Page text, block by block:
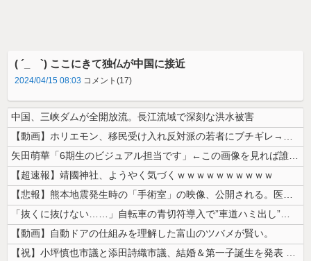
( ´_ゝ`) ここにきて独仏が中国に接近
2024/04/15 08:03 コメント(17)
中国、三峡ダムが全開放流。長江流域で深刻な洪水被害
【動画】ホリエモン、移民受け入れ反対派の若者にブチギレ→スタジオ誰も反...
矢田萌華「6期生のビジュアル担当です」←この画像を見れば誰もが納得【画...
【超速報】靖國神社、ようやく気づくｗｗｗｗｗｗｗｗｗｗ
【悲報】熊本地震発生時の「手術室」の映像、公開される。医療従事者って凄...
「抜くに抜けない……」自転車の青切符導入で”車道ハミ出し”が急増中
【動画】自動ドアの仕組みを理解した富山のツバメが賢い。
【祝】小坪慎也市議と添田詩織市議、結婚＆第一子誕生を発表 → ｗｗｗｗ...